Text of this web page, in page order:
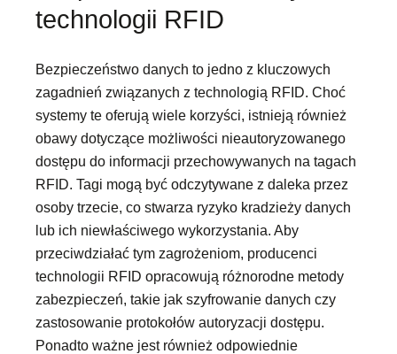
technologii RFID
Bezpieczeństwo danych to jedno z kluczowych
zagadnień związanych z technologią RFID. Choć
systemy te oferują wiele korzyści, istnieją również
obawy dotyczące możliwości nieautoryzowanego
dostępu do informacji przechowywanych na tagach
RFID. Tagi mogą być odczytywane z daleka przez
osoby trzecie, co stwarza ryzyko kradzieży danych
lub ich niewłaściwego wykorzystania. Aby
przeciwdziałać tym zagrożeniom, producenci
technologii RFID opracowują różnorodne metody
zabezpieczeń, takie jak szyfrowanie danych czy
zastosowanie protokołów autoryzacji dostępu.
Ponadto ważne jest również odpowiednie